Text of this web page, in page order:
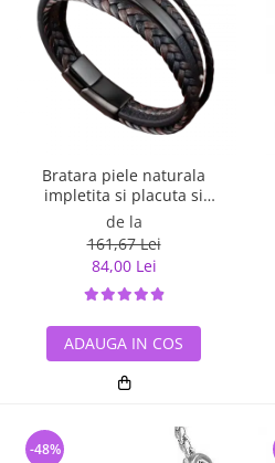
Bratara piele naturala
impletita si placuta si
inchizatoare din inox
de la
161,67 Lei
84,00 Lei
ADAUGA IN COS
-48%